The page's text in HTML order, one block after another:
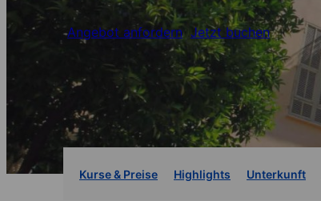
Angebot anfordern Jetzt buchen
Kurse & Preise Highlights Unterkunft